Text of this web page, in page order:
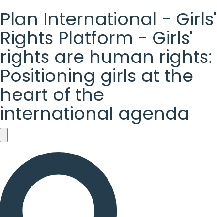
Plan International - Girls'
Rights Platform - Girls'
rights are human rights:
Positioning girls at the
heart of the
international agenda
Plan
International
-
Girls'